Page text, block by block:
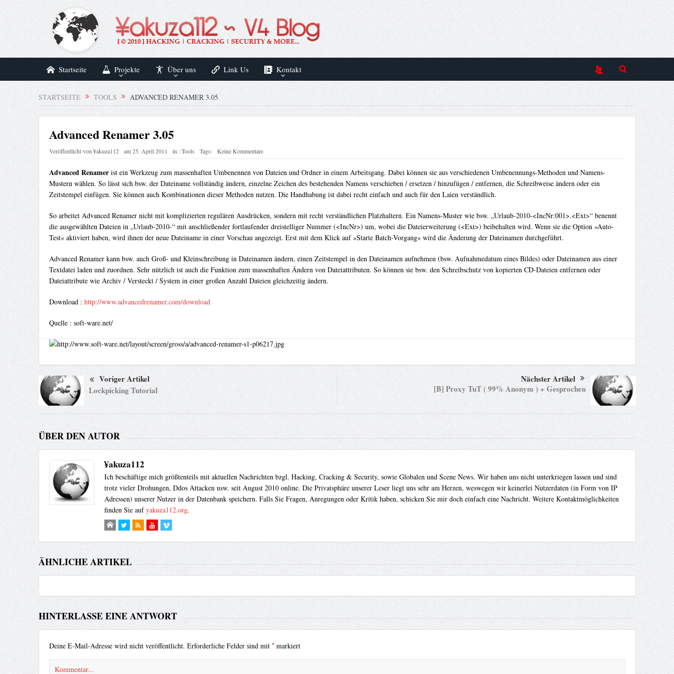
Startseite Projekte Über uns Link Us Kontakt
STARTSEITE TOOLS ADVANCED RENAMER 3.05
Advanced Renamer 3.05
Veröffentlicht von¥akuza112 am25. April 2011 in :Tools Tags: Keine Kommentare
Advanced Renamerist ein Werkzeug zum massenhaften Umbenennen von Dateien und Ordner in einem Arbeitsgang. Dabei können sie aus verschiedenen Umbenennungs-Methoden und Namens-
Mustern wählen. So lässt sich bsw. der Dateiname vollständig ändern, einzelne Zeichen des bestehenden Namens verschieben / ersetzen / hinzufügen / entfernen, die Schreibweise ändern oder ein
Zeitstempel einfügen. Sie können auch Kombinationen dieser Methoden nutzen. Die Handhabung ist dabei recht einfach und auch für den Laien verständlich.
So arbeitet Advanced Renamer nicht mit komplizierten regulären Ausdrücken, sondern mit recht verständlichen Platzhaltern. Ein Namens-Muster wie bsw. „Urlaub-2010-<IncNr:001>.<Ext>“ benennt
die ausgewählten Dateien in „Urlaub-2010-“ mit anschließender fortlaufender dreistelliger Nummer (<IncNr>) um, wobei die Dateierweiterung (<Ext>) beibehalten wird. Wenn sie die Option »Auto-
Test« aktiviert haben, wird ihnen der neue Dateiname in einer Vorschau angezeigt. Erst mit dem Klick auf »Starte Batch-Vorgang« wird die Änderung der Dateinamen durchgeführt.
Advanced Renamer kann bsw. auch Groß- und Kleinschreibung in Dateinamen ändern, einen Zeitstempel in den Dateinamen aufnehmen (bsw. Aufnahmedatum eines Bildes) oder Dateinamen aus einer
Textdatei laden und zuordnen. Sehr nützlich ist auch die Funktion zum massenhaften Ändern von Dateiattributen. So können sie bsw. den Schreibschutz von kopierten CD-Dateien entfernen oder
Dateiattribute wie Archiv / Versteckt / System in einer großen Anzahl Dateien gleichzeitig ändern.
Download : http://www.advancedrenamer.com/download
Quelle : soft-ware.net/
Voriger Artikel
Lockpicking Tutorial
Nächster Artikel
[B] Proxy TuT ( 99% Anonym ) + Gesprochen
ÜBER DEN AUTOR
¥akuza112
Ich beschäftige mich größtenteils mit aktuellen Nachrichten bzgl. Hacking, Cracking & Security, sowie Globalen und Scene News. Wir haben uns nicht unterkriegen lassen und sind
trotz vieler Drohungen, Ddos Attacken usw. seit August 2010 online. Die Privatsphäre unserer Leser liegt uns sehr am Herzen, weswegen wir keinerlei Nutzerdaten (in Form von IP
Adressen) unserer Nutzer in der Datenbank speichern. Falls Sie Fragen, Anregungen oder Kritik haben, schicken Sie mir doch einfach eine Nachricht. Weitere Kontaktmöglichkeiten
finden Sie aufyakuza112.org.
ÄHNLICHE ARTIKEL
HINTERLASSE EINE ANTWORT
Deine E-Mail-Adresse wird nicht veröffentlicht. Erforderliche Felder sind mit *markiert